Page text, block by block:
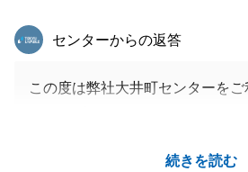
続きを読む
東急リバブル
センターからの返答
この度は弊社大井町センターを
今後も何かございましたらお気軽